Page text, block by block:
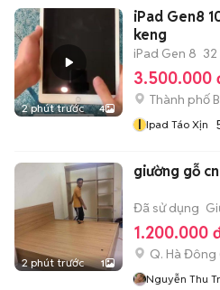
2 phút trước 4
iPad Gen8
keng
iPad Gen 8 32
3.500.000
Thành phố
I Ipad Táo Xịn
2 phút trước 1
giường gỗ
Đã sử dụng
1.200.000
Q. Hà Đông
Nguyễn Thu